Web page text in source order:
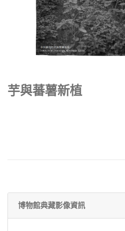
芋與蕃薯新植
博物館典藏影像資訊